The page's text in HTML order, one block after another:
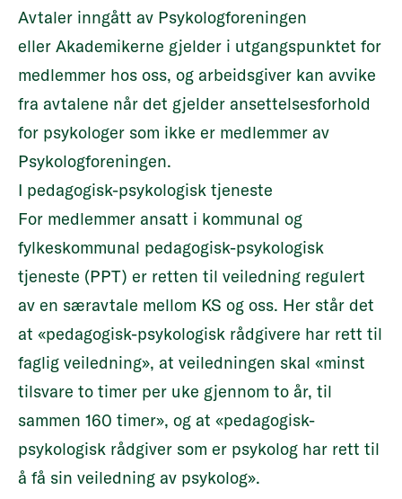
Avtaler inngått av Psykologforeningen
eller Akademikerne gjelder i utgangspunktet for
medlemmer hos oss, og arbeidsgiver kan avvike
fra avtalene når det gjelder ansettelsesforhold
for psykologer som ikke er medlemmer av
Psykologforeningen.
I pedagogisk-psykologisk tjeneste
For medlemmer ansatt i kommunal og
fylkeskommunal pedagogisk-psykologisk
tjeneste (PPT) er retten til veiledning regulert
av en særavtale mellom KS og oss. Her står det
at «pedagogisk-psykologisk rådgivere har rett til
faglig veiledning», at veiledningen skal «minst
tilsvare to timer per uke gjennom to år, til
sammen 160 timer», og at «pedagogisk-
psykologisk rådgiver som er psykolog har rett til
å få sin veiledning av psykolog».